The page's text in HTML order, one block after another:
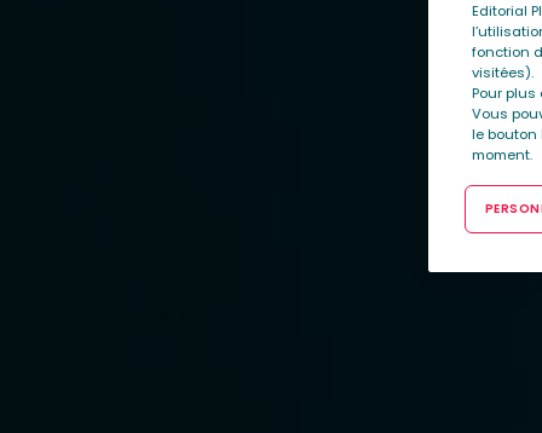
Editorial
fonction
visitées).
Pour
Vous
le bouton
moment.